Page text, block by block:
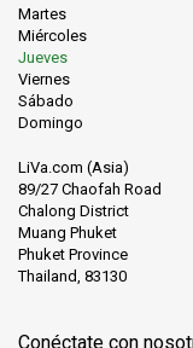
Martes
Miércoles
Jueves
Viernes
Sábado
Domingo
LiVa.com (Asia)
89/27 Chaofah Road
Chalong District
Muang Phuket
Phuket Province
Thailand, 83130
Conéctate con